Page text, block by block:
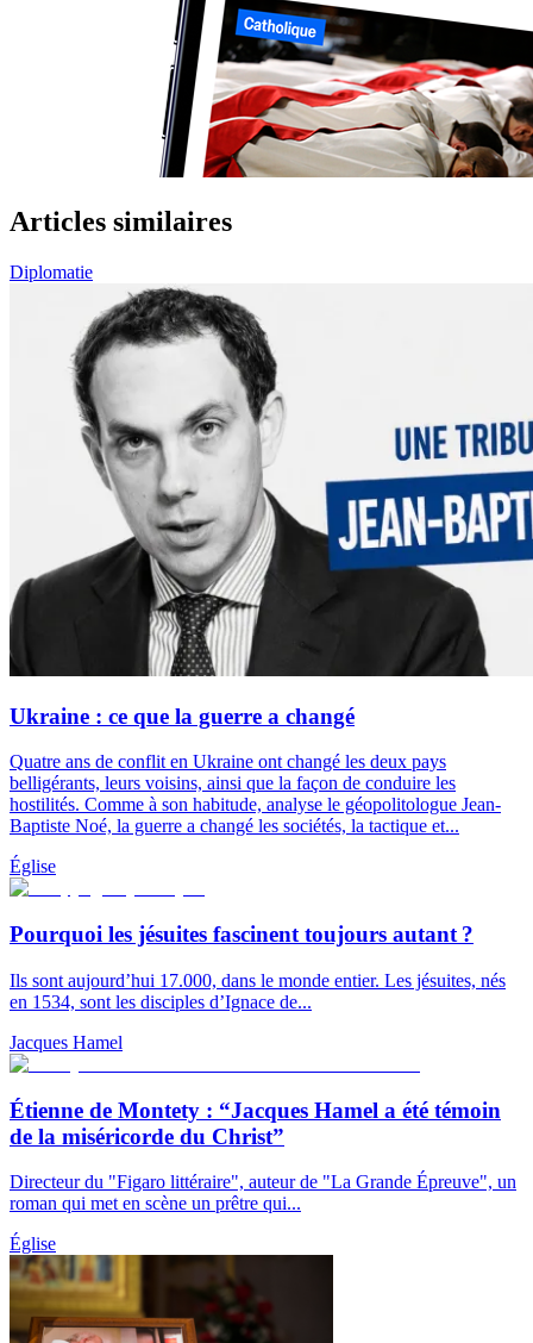
Articles similaires
Diplomatie
Ukraine : ce que la guerre a changé
Quatre ans de conflit en Ukraine ont changé les deux pays
belligérants, leurs voisins, ainsi que la façon de conduire les
hostilités. Comme à son habitude, analyse le géopolitologue Jean-
Baptiste Noé, la guerre a changé les sociétés, la tactique et...
Église
Pourquoi les jésuites fascinent toujours autant ?
Ils sont aujourd’hui 17.000, dans le monde entier. Les jésuites, nés
en 1534, sont les disciples d’Ignace de...
Jacques Hamel
Étienne de Montety : “Jacques Hamel a été témoin
de la miséricorde du Christ”
Directeur du "Figaro littéraire", auteur de "La Grande Épreuve", un
roman qui met en scène un prêtre qui...
Église